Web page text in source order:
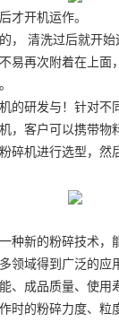
才开机运作。
， 清洗过后就开
易再次附着在上
的研发与！针对
，客户可以携带物
碎机进行选型，
新的粉碎技术，
领域得到广泛的应
、成品质量、使
的粉碎力度、粒